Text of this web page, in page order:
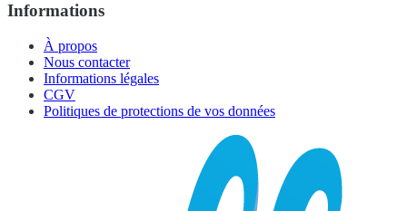
Informations
À propos
Nous contacter
Informations légales
CGV
Politiques de protections de vos données